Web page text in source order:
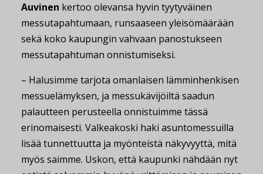
Auvinen kertoo olevansa hyvin tyytyväinen
messutapahtumaan, runsaaseen yleisömäärään
sekä koko kaupungin vahvaan panostukseen
messutapahtuman onnistumiseksi.
– Halusimme tarjota omanlaisen lämminhenkisen
messuelämyksen, ja messukävijöiltä saadun
palautteen perusteella onnistuimme tässä
erinomaisesti. Valkeakoski haki asuntomessuilla
lisää tunnettuutta ja myönteistä näkyvyyttä, mitä
myös saimme. Uskon, että kaupunki nähdään nyt